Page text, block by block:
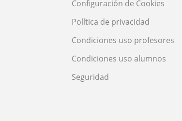
Configuración de Cookies
Política de privacidad
Condiciones uso profesores
Condiciones uso alumnos
Seguridad